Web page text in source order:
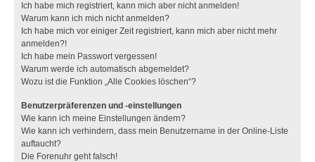
Ich habe mich registriert, kann mich aber nicht anmelden!
Warum kann ich mich nicht anmelden?
Ich habe mich vor einiger Zeit registriert, kann mich aber nicht mehr
anmelden?!
Ich habe mein Passwort vergessen!
Warum werde ich automatisch abgemeldet?
Wozu ist die Funktion „Alle Cookies löschen“?
Benutzerpräferenzen und -einstellungen
Wie kann ich meine Einstellungen ändern?
Wie kann ich verhindern, dass mein Benutzername in der Online-Liste
auftaucht?
Die Forenuhr geht falsch!